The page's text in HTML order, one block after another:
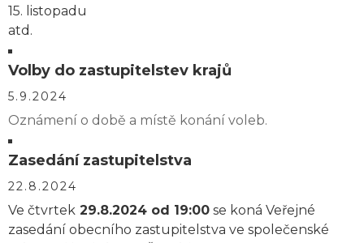
15. listopadu
atd.
Volby do zastupitelstev krajů
5.9.2024
Oznámení o době a místě konání voleb.
Zasedání zastupitelstva
22.8.2024
Ve čtvrtek 29.8.2024 od 19:00 se koná Veřejné
zasedání obecního zastupitelstva ve společenské